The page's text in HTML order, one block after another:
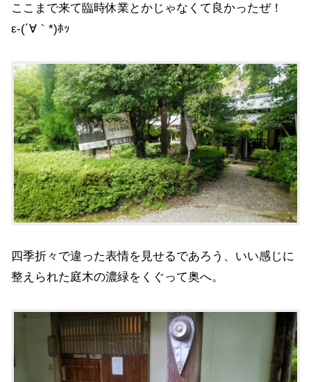
ここまで来て臨時休業とかじゃなくて良かったぜ！
ε-(´∀｀*)ﾎｯ
四季折々で違った表情を見せるであろう、いい感じに
整えられた庭木の濃緑をくぐって奥へ。